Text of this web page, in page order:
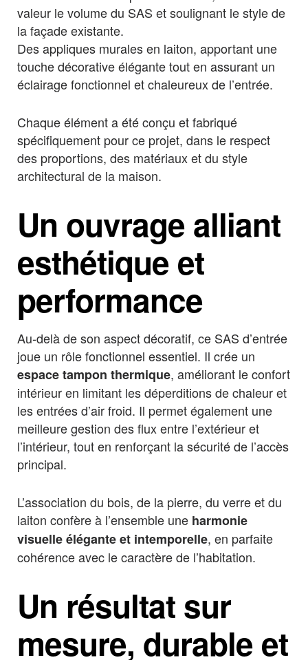
valeur le volume du SAS et soulignant le style de
la façade existante.
Des appliques murales en laiton, apportant une
touche décorative élégante tout en assurant un
éclairage fonctionnel et chaleureux de l’entrée.
Chaque élément a été conçu et fabriqué
spécifiquement pour ce projet, dans le respect
des proportions, des matériaux et du style
architectural de la maison.
Un ouvrage alliant
esthétique et
performance
Au-delà de son aspect décoratif, ce SAS d’entrée
joue un rôle fonctionnel essentiel. Il crée un
espace tampon thermique, améliorant le confort
intérieur en limitant les déperditions de chaleur et
les entrées d’air froid. Il permet également une
meilleure gestion des flux entre l’extérieur et
l’intérieur, tout en renforçant la sécurité de l’accès
principal.
L’association du bois, de la pierre, du verre et du
laiton confère à l’ensemble une harmonie
visuelle élégante et intemporelle, en parfaite
cohérence avec le caractère de l’habitation.
Un résultat sur
mesure, durable et